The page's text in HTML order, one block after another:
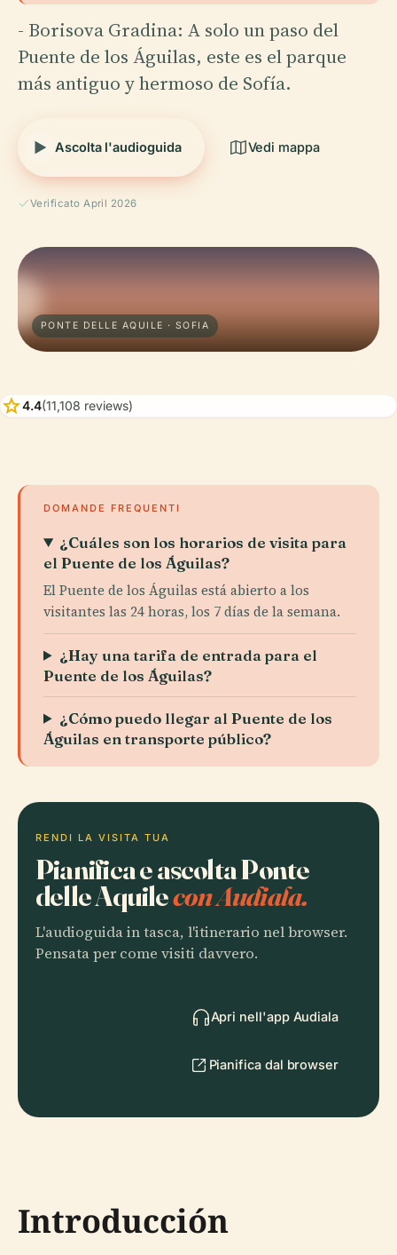
- Borisova Gradina: A solo un paso del
Puente de los Águilas, este es el parque
más antiguo y hermoso de Sofía.
Ascolta l'audioguida Vedi mappa
Verificato April 2026
PONTE DELLE AQUILE · SOFIA
star4.4(11,108 reviews)
DOMANDE FREQUENTI
¿Cuáles son los horarios de visita para
el Puente de los Águilas?
El Puente de los Águilas está abierto a los
visitantes las 24 horas, los 7 días de la semana.
¿Hay una tarifa de entrada para el
Puente de los Águilas?
¿Cómo puedo llegar al Puente de los
Águilas en transporte público?
RENDI LA VISITA TUA
Pianifica e ascolta Ponte
delle Aquilecon Audiala.
L'audioguida in tasca, l'itinerario nel browser.
Pensata per come visiti davvero.
Apri nell'app Audiala
Pianifica dal browser
Introducción